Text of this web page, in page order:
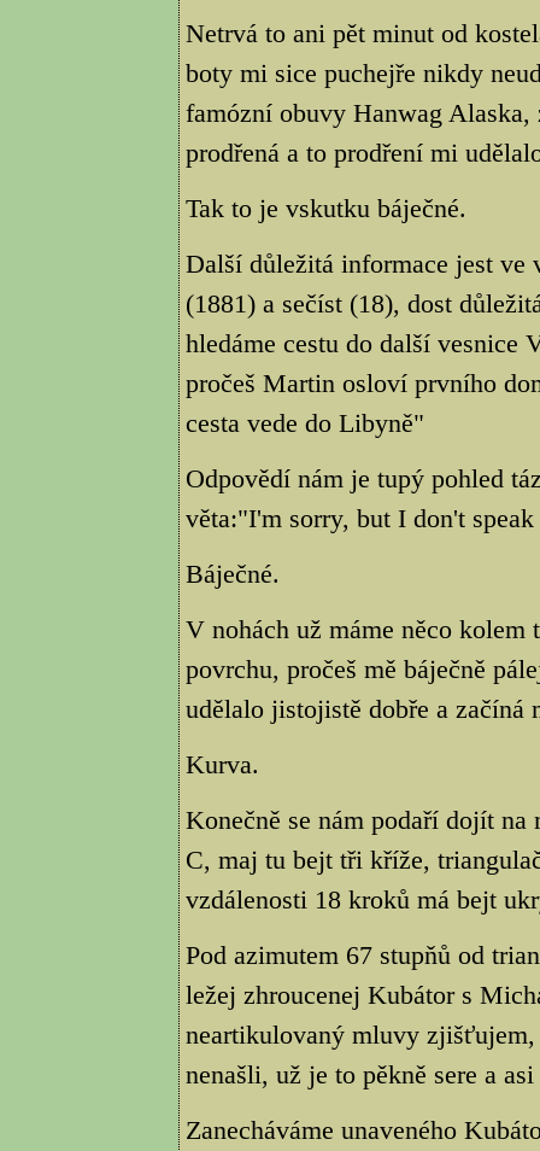
Netrvá to ani pět minut od
boty mi sice puchejře nikdy
famózní obuvy Hanwag
prodřená a to prodření mi
Tak to je vskutku báječné.
Další důležitá informace jest ve
(1881) a sečíst (18), dost
hledáme cestu do další vesnice
pročeš Martin osloví prvního
cesta vede do Libyně"
Odpovědí nám je tupý pohled
věta:"I'm sorry, but I don't
Báječné.
V nohách už máme něco
povrchu, pročeš mě báječně
udělalo jistojistě dobře a začíná
Kurva.
Konečně se nám podaří dojít na
C, maj tu bejt tři kříže,
vzdálenosti 18 kroků má bejt
Pod azimutem 67 stupňů od
ležej zhroucenej Kubátor s
neartikulovaný mluvy
nenašli, už je to pěkně sere a
Zanecháváme unaveného